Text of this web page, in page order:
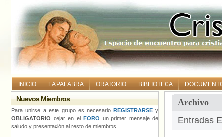
INICIO LA PALABRA ORATORIO BIBLIOTECA
Archivo
Entradas
Nuevos Miembros
Para unirse a este grupo es necesario REGISTRARSEy
OBLIGATORIO dejar en el FORO un primer mensaje de
saludo y presentación al resto de miembros.